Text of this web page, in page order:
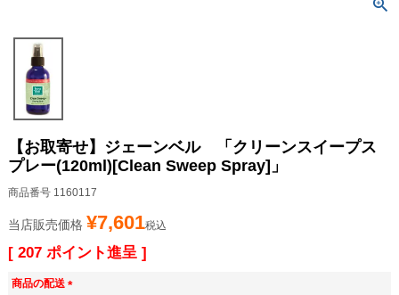
【お取寄せ】ジェーンベル 「クリーンスイープス
プレー(120ml)[Clean Sweep Spray]」
商品番号 1160117
当店販売価格 ¥7,601税込
[ 207 ポイント進呈 ]
商品の配送